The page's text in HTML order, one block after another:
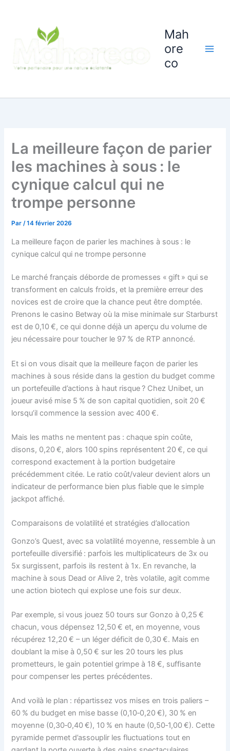
Mah
ore
co
La meilleure façon de parier
les machines à sous : le
cynique calcul qui ne
trompe personne
Par/14 février 2026
La meilleure façon de parier les machines à sous : le
cynique calcul qui ne trompe personne
Le marché français déborde de promesses « gift » qui se
transforment en calculs froids, et la première erreur des
novices est de croire que la chance peut être domptée.
Prenons le casino Betway où la mise minimale sur Starburst
est de 0,10 €, ce qui donne déjà un aperçu du volume de
jeu nécessaire pour toucher le 97 % de RTP annoncé.
Et si on vous disait que la meilleure façon de parier les
machines à sous réside dans la gestion du budget comme
un portefeuille d’actions à haut risque ? Chez Unibet, un
joueur avisé mise 5 % de son capital quotidien, soit 20 €
lorsqu’il commence la session avec 400 €.
Mais les maths ne mentent pas : chaque spin coûte,
disons, 0,20 €, alors 100 spins représentent 20 €, ce qui
correspond exactement à la portion budgetaire
précédemment citée. Le ratio coût/valeur devient alors un
indicateur de performance bien plus fiable que le simple
jackpot affiché.
Comparaisons de volatilité et stratégies d’allocation
Gonzo’s Quest, avec sa volatilité moyenne, ressemble à un
portefeuille diversifié : parfois les multiplicateurs de 3x ou
5x surgissent, parfois ils restent à 1x. En revanche, la
machine à sous Dead or Alive 2, très volatile, agit comme
une action biotech qui explose une fois sur deux.
Par exemple, si vous jouez 50 tours sur Gonzo à 0,25 €
chacun, vous dépensez 12,50 € et, en moyenne, vous
récupérez 12,20 € – un léger déficit de 0,30 €. Mais en
doublant la mise à 0,50 € sur les 20 tours les plus
prometteurs, le gain potentiel grimpe à 18 €, suffisante
pour compenser les pertes précédentes.
And voilà le plan : répartissez vos mises en trois paliers –
60 % du budget en mise basse (0,10‑0,20 €), 30 % en
moyenne (0,30‑0,40 €), 10 % en haute (0,50‑1,00 €). Cette
pyramide permet d’assouplir les fluctuations tout en